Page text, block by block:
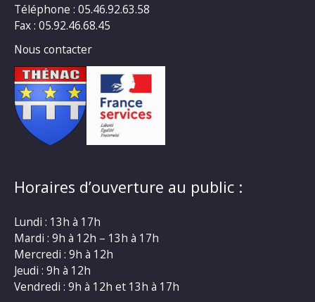
Téléphone : 05.46.92.63.58
Fax : 05.92.46.68.45
Nous contacter
Horaires d’ouverture au public :
Lundi : 13h à 17h
Mardi : 9h à 12h – 13h à 17h
Mercredi : 9h à 12h
Jeudi : 9h à 12h
Vendredi : 9h à 12h et 13h à 17h